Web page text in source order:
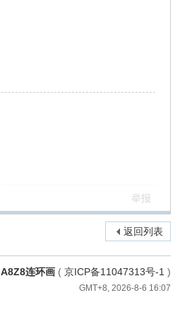
举报
返回列表
A8Z8连环画( 京ICP备11047313号-1 )
GMT+8, 2026-8-6 16:07